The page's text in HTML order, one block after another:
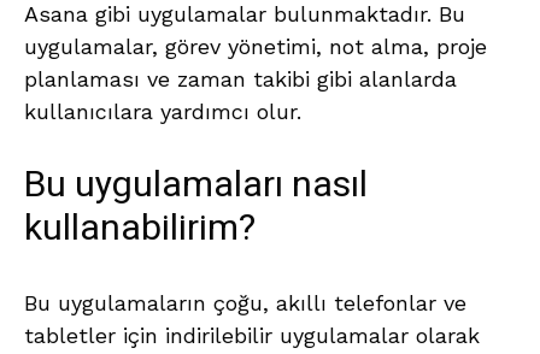
Asana gibi uygulamalar bulunmaktadır. Bu
uygulamalar, görev yönetimi, not alma, proje
planlaması ve zaman takibi gibi alanlarda
kullanıcılara yardımcı olur.
Bu uygulamaları nasıl
kullanabilirim?
Bu uygulamaların çoğu, akıllı telefonlar ve
tabletler için indirilebilir uygulamalar olarak